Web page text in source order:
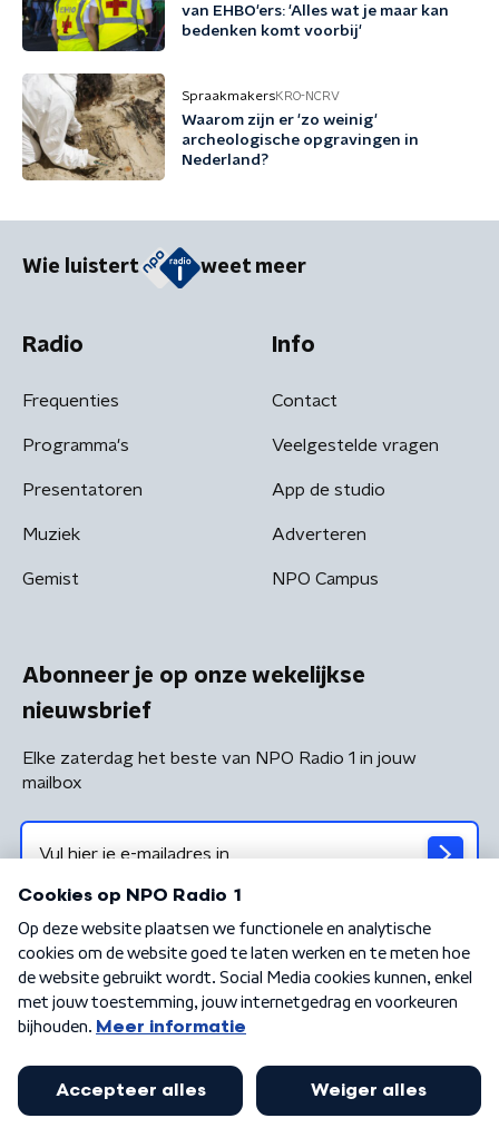
van EHBO'ers: 'Alles wat je maar kan
bedenken komt voorbij'
SpraakmakersKRO-NCRV
Waarom zijn er 'zo weinig'
archeologische opgravingen in
Nederland?
Wie luistert weet meer
Radio
Frequenties
Programma's
Presentatoren
Muziek
Gemist
Info
Contact
Veelgestelde vragen
App de studio
Adverteren
NPO Campus
Abonneer je op onze wekelijkse
nieuwsbrief
Elke zaterdag het beste van NPO Radio 1 in jouw
mailbox
Algemene voorwaarden